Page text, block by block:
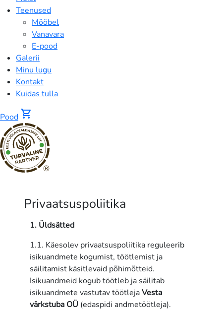
Teenused
Mööbel
Vanavara
E-pood
Galerii
Minu lugu
Kontakt
Kuidas tulla
Pood shopping_cart
®
VESTA
VÄRKSTUBA
Privaatsuspoliitika
1. Üldsätted
1.1. Käesolev privaatsuspoliitika reguleerib
isikuandmete kogumist, töötlemist ja
säilitamist käsitlevaid põhimõtteid.
Isikuandmeid kogub töötleb ja säilitab
isikuandmete vastutav töötlejaVesta
värkstuba OÜ (edaspidi andmetöötleja).